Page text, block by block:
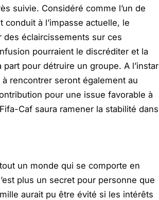
suivie. Considéré comme l’un de
à l’impasse actuelle, le
des éclaircissements sur ces
pourraient le discréditer et la
pour détruire un groupe. A l’instar
rencontrer seront également au
pour une issue favorable à
Caf saura ramener la stabilité dans
un monde qui se comporte en
plus un secret pour personne que
aurait pu être évité si les intérêts